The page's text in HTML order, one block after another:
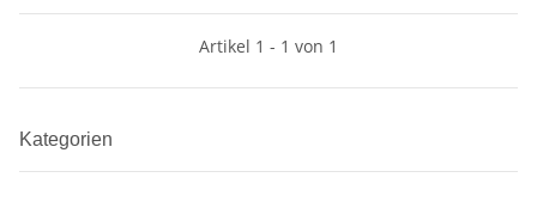
Artikel 1 - 1 von 1
Kategorien